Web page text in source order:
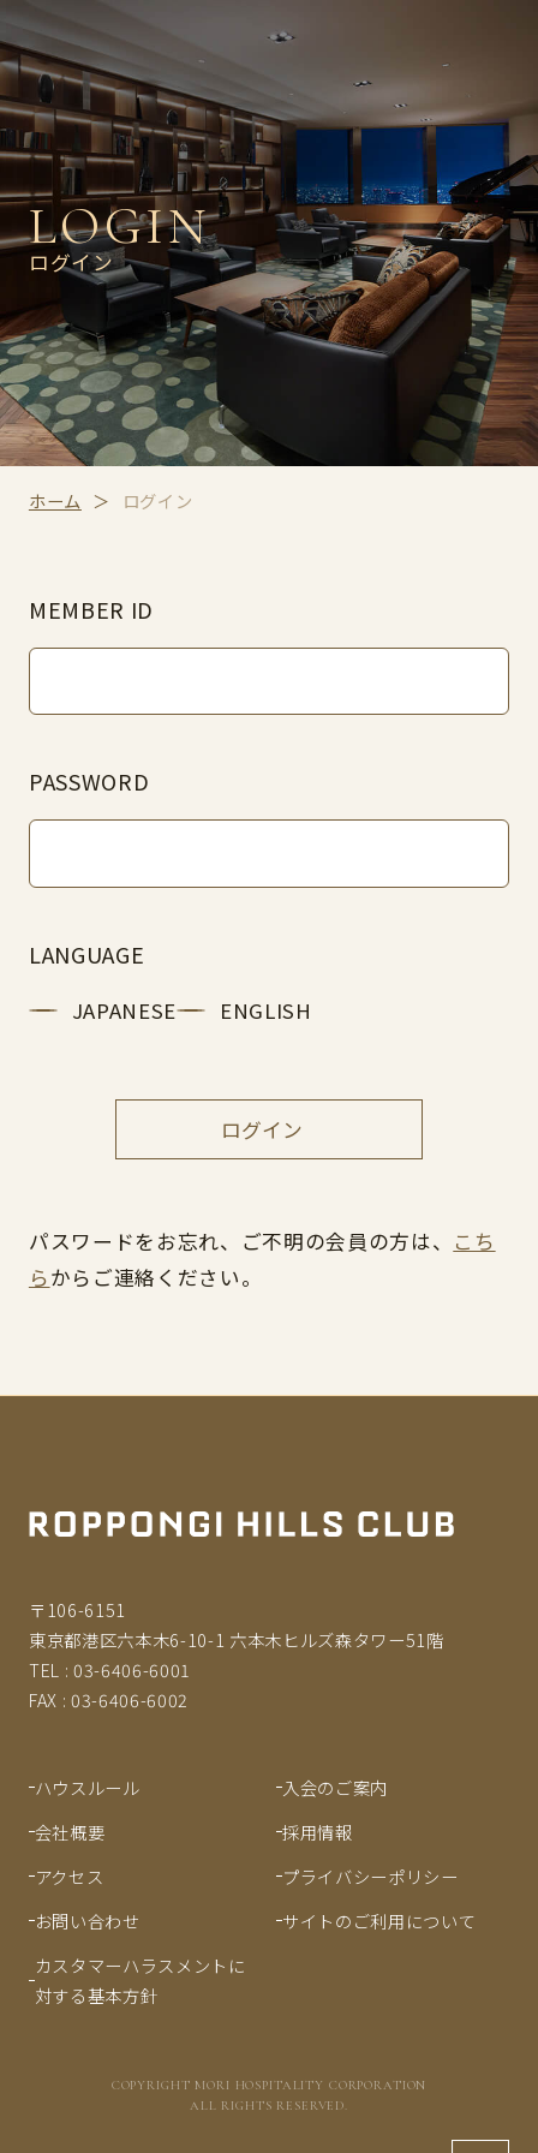
LOGIN
ログイン
ホーム ログイン
MEMBER ID
PASSWORD
LANGUAGE
JAPANESE ENGLISH
ログイン
パスワードをお忘れ、ご不明の会員の方は、 こち
らからご連絡ください。
〒106-6151
東京都港区六本木6-10-1 六本木ヒルズ森タワー51階
TEL : 03-6406-6001
FAX : 03-6406-6002
ハウスルール
入会のご案内
会社概要
採用情報
アクセス
プライバシーポリシー
お問い合わせ
サイトのご利用について
カスタマーハラスメントに
対する基本方針
COPYRIGHT MORI HOSPITALITY CORPORATION
ALL RIGHTS RESERVED.